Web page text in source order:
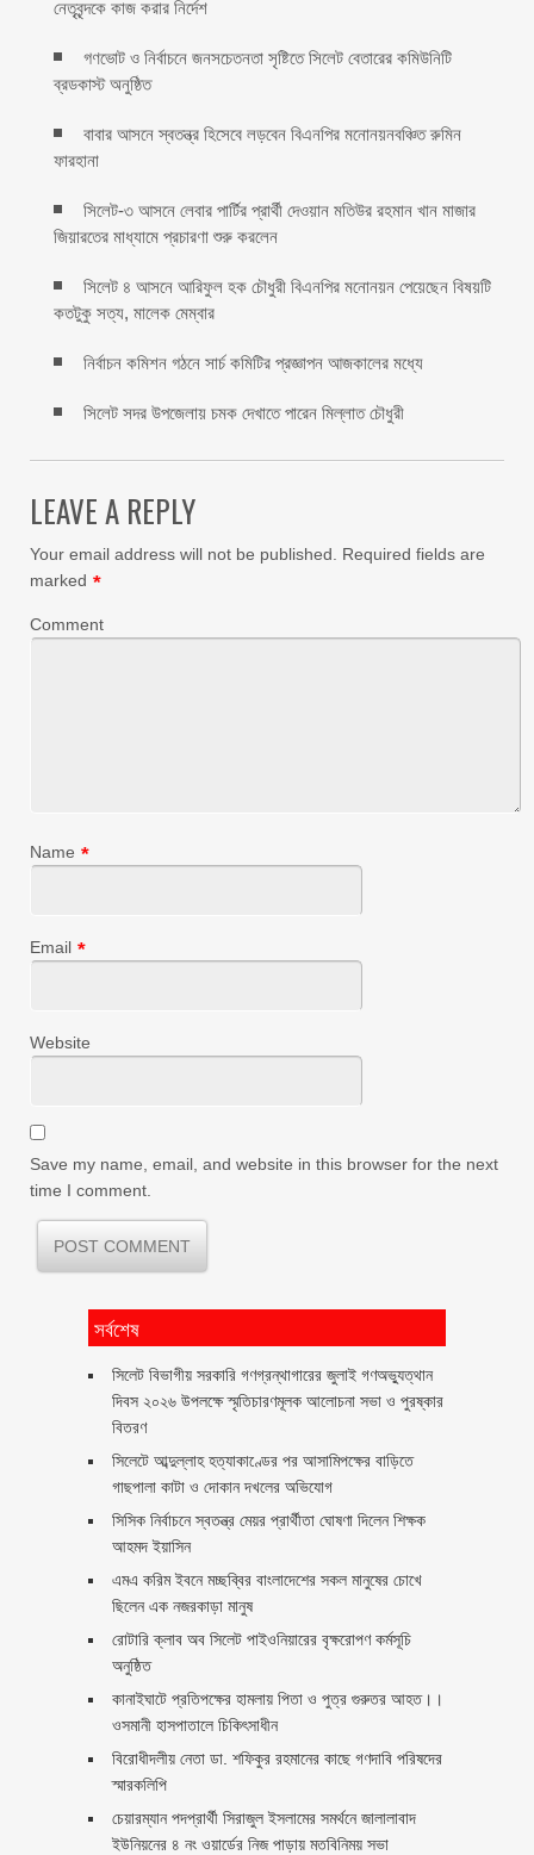
নেতৃবৃন্দকে কাজ করার নির্দেশ ‎
গণভোট ও নির্বাচনে জনসচেতনতা সৃষ্টিতে সিলেট বেতারের কমিউনিটি
ব্রডকাস্ট অনুষ্ঠিত
বাবার আসনে স্বতন্ত্র হিসেবে লড়বেন বিএনপির মনোনয়নবঞ্চিত রুমিন
ফারহানা
সিলেট-৩ আসনে লেবার পার্টির প্রার্থী দেওয়ান মতিউর রহমান খান মাজার
জিয়ারতের মাধ্যামে প্রচারণা শুরু করলেন
সিলেট ৪ আসনে আরিফুল হক চৌধুরী বিএনপির মনোনয়ন পেয়েছেন বিষয়টি
কতটুকু সত্য, মালেক মেম্বার
নির্বাচন কমিশন গঠনে সার্চ কমিটির প্রজ্ঞাপন আজকালের মধ্যে
সিলেট সদর উপজেলায় চমক দেখাতে পারেন মিল্লাত চৌধুরী
LEAVE A REPLY
Your email address will not be published.
Required fields are
marked *
Comment
Name *
Email *
Website
Save my name, email, and website in this browser for the next
time I comment.
সর্বশেষ
সিলেট বিভাগীয় সরকারি গণগ্রন্থাগারের জুলাই গণঅভ্যুত্থান
দিবস ২০২৬ উপলক্ষে স্মৃতিচারণমূলক আলোচনা সভা ও পুরষ্কার
বিতরণ ‎ ‎
সিলেটে আব্দুল্লাহ হত্যাকাণ্ডের পর আসামিপক্ষের বাড়িতে
গাছপালা কাটা ও দোকান দখলের অভিযোগ
সিসিক নির্বাচনে স্বতন্ত্র মেয়র প্রার্থীতা ঘোষণা দিলেন শিক্ষক
আহমদ ইয়াসিন
এমএ করিম ইবনে মচ্ছব্বির বাংলাদেশের সকল মানুষের চোখে
ছিলেন এক নজরকাড়া মানুষ ‎
রোটারি ক্লাব অব সিলেট পাইওনিয়ারের বৃক্ষরোপণ কর্মসূচি
অনুষ্ঠিত
কানাইঘাটে প্রতিপক্ষের হামলায় পিতা ও পুত্র গুরুতর আহত।।
ওসমানী হাসপাতালে চিকিৎসাধীন
বিরোধীদলীয় নেতা ডা. শফিকুর রহমানের কাছে গণদাবি পরিষদের
স্মারকলিপি ‎
চেয়ারম্যান পদপ্রার্থী সিরাজুল ইসলামের সমর্থনে জালালাবাদ
ইউনিয়নের ৪ নং ওয়ার্ডের নিজ পাড়ায় মতবিনিময় সভা